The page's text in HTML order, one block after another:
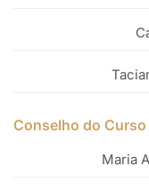
Conselho do Curso
Maria